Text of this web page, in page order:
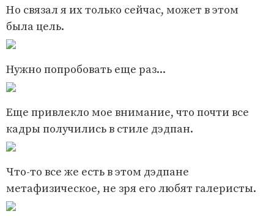
Но связал я их только сейчас, может в этом
была цель.
Нужно попробовать еще раз...
Еще привлекло мое внимание, что почти все
кадры получились в стиле дэдпан.
Что-то все же есть в этом дэдпане
метафизическое, не зря его любят галеристы.